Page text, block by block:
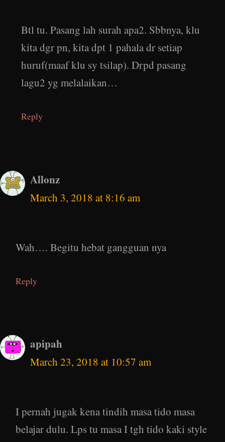
Btl tu. Pasang lah surah apa2. Sbbnya, klu
kita dgr pn, kita dpt 1 pahala dr setiap
huruf(maaf klu sy tsilap). Drpd pasang
lagu2 yg melalaikan…
Reply
Allonz
March 3, 2018 at 8:16 am
Wah…. Begitu hebat gangguan nya
Reply
apipah
March 23, 2018 at 10:57 am
I pernah jugak kena tindih masa tido masa
belajar dulu. Lps tu masa I tgh tido kaki style